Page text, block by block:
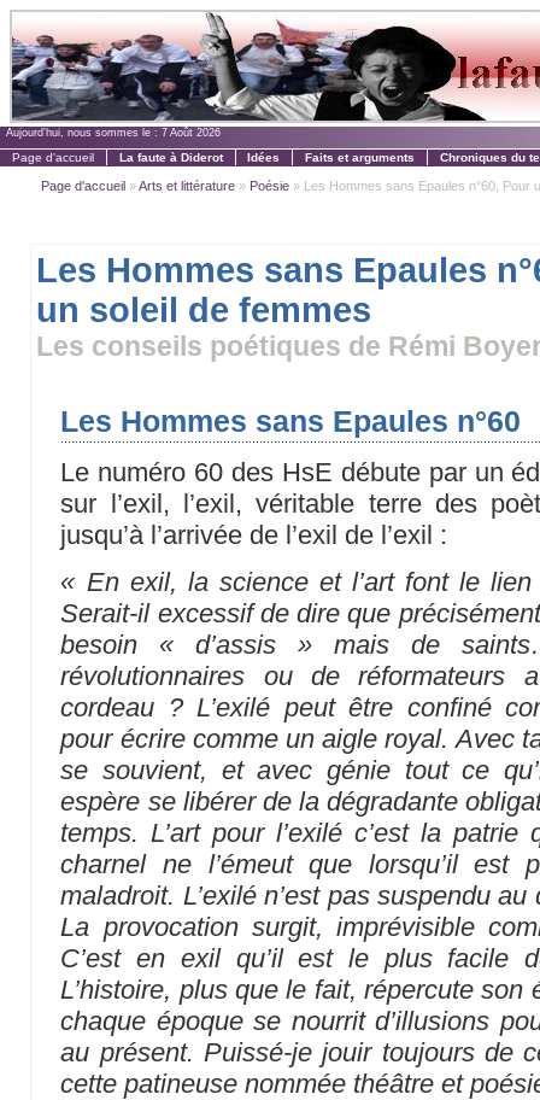
Aujourd'hui, nous sommes le : 7 Août 2026
Page d'accueil La faute à Diderot Idées Faits et arguments Chroniques du
Page d'accueil »Arts et littérature » Poésie » Les Hommes sans Epaules n°60, Pour
Les Hommes sans Epaules
un soleil de femmes
Les conseils poétiques de Rémi
Les Hommes sans Epaules n°60
Le numéro 60 des HsE débute par un
sur l’exil, l’exil, véritable terre des
jusqu’à l’arrivée de l’exil de l’exil :
« En exil, la science et l’art font le lien
Serait-il excessif de dire que
besoin « d’assis » mais de
révolutionnaires ou de réformateurs
cordeau ? L’exilé peut être confiné
pour écrire comme un aigle royal. Avec
se souvient, et avec génie tout ce
espère se libérer de la dégradante
temps. L’art pour l’exilé c’est la patrie
charnel ne l’émeut que lorsqu’il est
maladroit. L’exilé n’est pas suspendu
La provocation surgit, imprévisible
C’est en exil qu’il est le plus facile
L’histoire, plus que le fait, répercute
chaque époque se nourrit d’illusions
au présent. Puissé-je jouir toujours de
cette patineuse nommée théâtre et